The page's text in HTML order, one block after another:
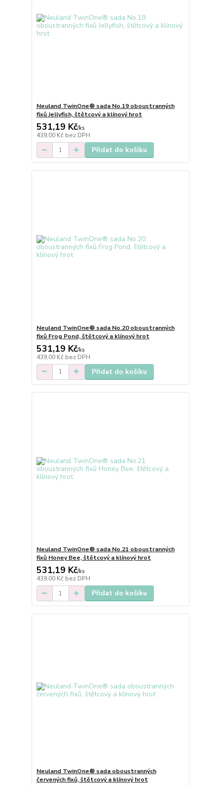
Neuland TwinOne® sada No.19 oboustranných
fixů Jellyfish, štětcový a klínový hrot
531,19 Kč/ks
439,00 Kč bez DPH
Přidat do košíku
Neuland TwinOne® sada No.20 oboustranných
fixů Frog Pond, štětcový a klínový hrot
531,19 Kč/ks
439,00 Kč bez DPH
Přidat do košíku
Neuland TwinOne® sada No.21 oboustranných
fixů Honey Bee, štětcový a klínový hrot
531,19 Kč/ks
439,00 Kč bez DPH
Přidat do košíku
Neuland TwinOne® sada oboustranných
červených fixů, štětcový a klínový hrot